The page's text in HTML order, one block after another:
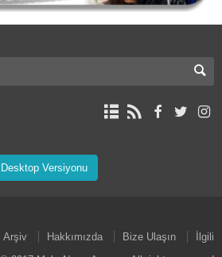
Desktop Versiyonu
Arşiv Hakkımızda Bize Ulaşın
İlgili